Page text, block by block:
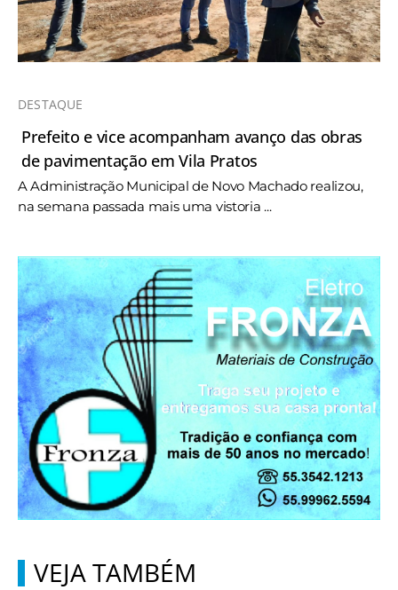
DESTAQUE
Prefeito e vice acompanham avanço das obras
de pavimentação em Vila Pratos
A Administração Municipal de Novo Machado realizou,
na semana passada mais uma vistoria ...
VEJA TAMBÉM